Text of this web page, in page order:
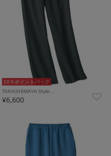
10％ポイントバック
TAKASHIMAYA Style…
¥6,600